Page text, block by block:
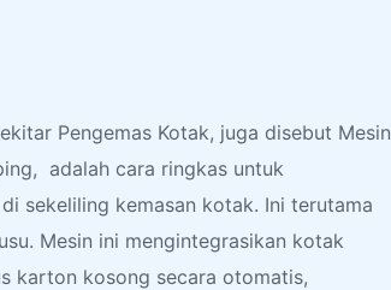
Pengemas Kotak, juga disebut Mesin
adalah cara ringkas untuk
sekeliling kemasan kotak. Ini terutama
Mesin ini mengintegrasikan kotak
karton kosong secara otomatis,